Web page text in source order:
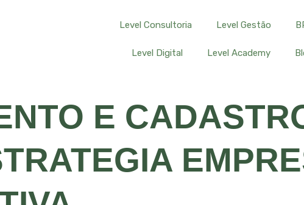
Level Consultoria Level Gestão
Level Digital Level Academy
E